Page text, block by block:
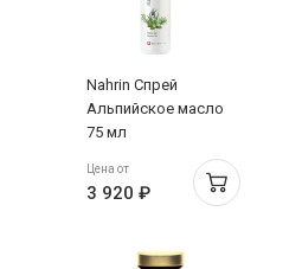
Nahrin Спрей
Альпийское масло
75 мл
Цена от
3 920 ₽